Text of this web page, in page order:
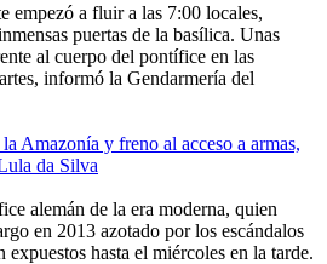
empezó a fluir a las 7:00 locales,
puertas de la basílica. Unas
al cuerpo del pontífice en las
informó la Gendarmería del
Amazonía y freno al acceso a armas,
da Silva
alemán de la era moderna, quien
en 2013 azotado por los escándalos
expuestos hasta el miércoles en la tarde.